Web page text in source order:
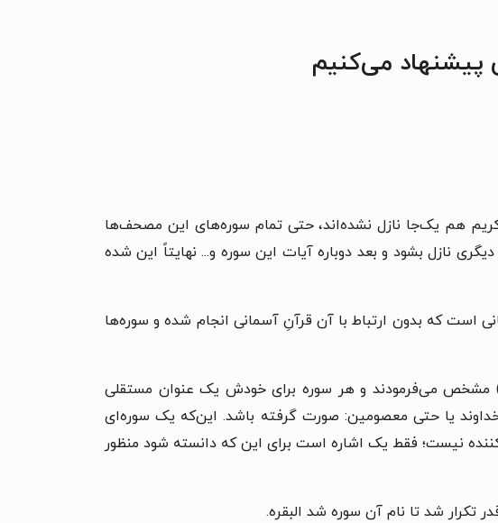
پیشنهاد می‌کنیم
هم یک‌جا نازل نشده‌اند، حتی تمام سوره‌های این مصحف‌ها
نازل بشود و بعد دوباره آیات این سوره و... نهایتاً این شده
که بدون ارتباط با آن قرآنِ آسمانی انجام شده و سوره‌ها
مشخص می‌فرمودند و هر سوره برای خودش یک عنوان مستقلی
یا حتی معصومین: صورت گرفته باشد. این‌که یک سوره‌ای
نیست؛ فقط یک اشاره است برای این که دانسته شود منظور
تکرار شد تا نام آن سوره شد البقره.